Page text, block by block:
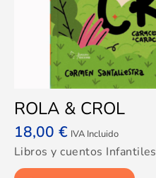
ROLA & CROL
18,00 € IVA Incluido
Libros y cuentos Infantiles